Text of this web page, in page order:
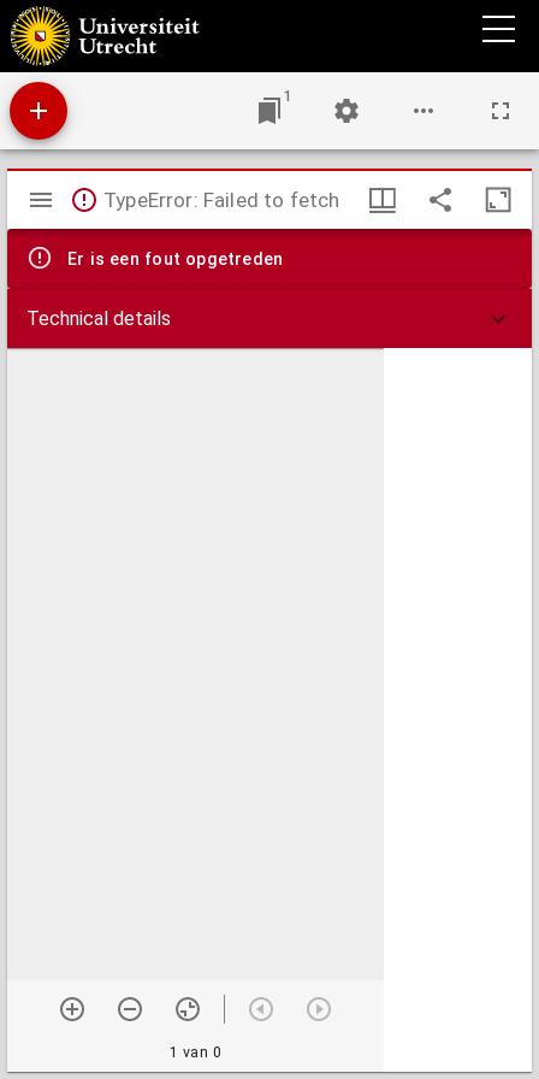
Illustria ecclesiae Catholicae trophoea, : ex recentibus Anglicorum martyrum, Scoticae
proditionis, Gallicorumq[ue] furorum rebus gestis grauiss. virorum fide notatis. Charae
posteritati, vt nimirum ea de praesentium errorum natura at[que] ingenio integrè ac
liberè tandem iudicet. Erecta.
1
Mirador
viewer
TypeError: Failed to fetch
Er is een fout opgetreden
Technical details
1 van 0